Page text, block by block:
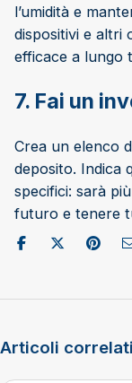
l’umidità e
dispositivi e altri
efficace a lungo
7. Fai un
Crea un elenco
deposito. Indica
specifici: sarà
futuro e tenere
Condividi suPubblica su
Articoli correlati